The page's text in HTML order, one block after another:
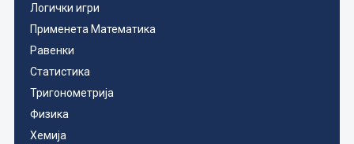
Логички игри
Применета Математика
Равенки
Статистика
Тригонометрија
Физика
Хемија